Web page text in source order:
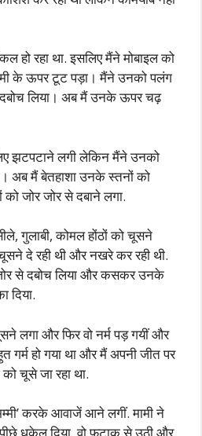
हो रहा था. इसलिए मैंने मोबाइल को
के ऊपर टूट पड़ा। मैंने उनको पलंग
लिया। अब मैं उनके ऊपर चढ़
झटपटाने लगी लेकिन मैंने उनको
अब मैं बेतहाशा उनके स्तनों को
जोर जोर से दबाने लगा.
गुलाबी, कोमल होंठों को चूसने
दे रही थी और नखरे कर रही थी.
से दबोच लिया और कसकर उनके
दिया.
लगा और फिर वो नर्म पड़ गयीं और
गर्म हो गया था और मैं अपनी जीत पर
चूसे जा रहा था.
करके आवाजें आने लगीं. मामी ने